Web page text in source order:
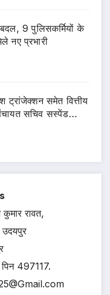
9 पुलिसकर्मियों के
नए प्रभारी
समेत वित्तीय
पंचायत सचिव सस्पेंड…
रावत,
उदयपुर
497117.